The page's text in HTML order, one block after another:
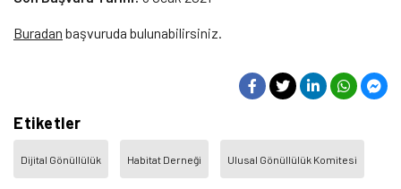
Buradan başvuruda bulunabilirsiniz.
Etiketler
Dijital Gönüllülük Habitat Derneği Ulusal Gönüllülük Komitesi